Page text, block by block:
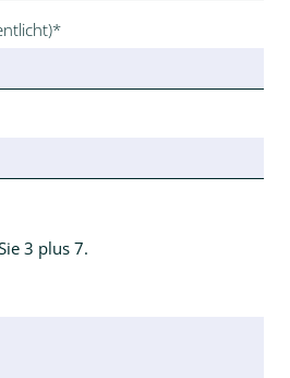
*
3 plus 7.